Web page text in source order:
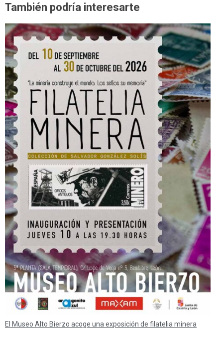
También podría interesarte
El Museo Alto Bierzo acoge una exposición de filatelia minera